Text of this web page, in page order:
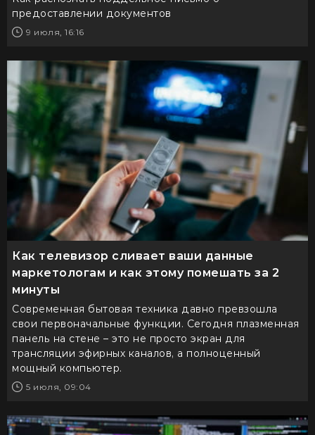
предоставлении документов
9 июля, 16:16
Как телевизор сливает ваши данные
маркетологам и как этому помешать за 2
минуты
Современная бытовая техника давно превзошла
свои первоначальные функции. Сегодня плазменная
панель на стене – это не просто экран для
трансляции эфирных каналов, а полноценный
мощный компьютер.
5 июля, 09:04